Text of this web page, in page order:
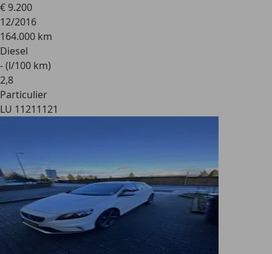
€ 9.200
12/2016
164.000 km
Diesel
- (l/100 km)
2,8
Particulier
LU 11211121